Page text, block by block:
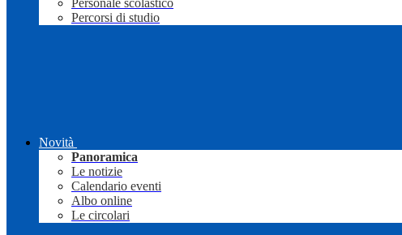
Personale scolastico
Percorsi di studio
Novità
Panoramica
Le notizie
Calendario eventi
Albo online
Le circolari